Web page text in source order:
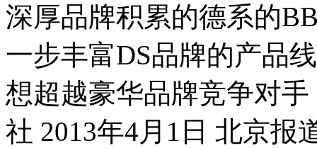
深厚品牌积累的德系的
一步丰富DS品牌的产品
想超越豪华品牌竞争对
社 2013年4月1日 北京报